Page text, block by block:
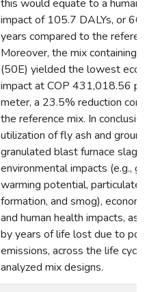
this would equate to a human
impact of 105.7 DALYs, or
years compared to the
Moreover, the mix containing
(50E) yielded the lowest
impact at COP 431,018.56
meter, a 23.5% reduction
the reference mix. In
utilization of fly ash and ground
granulated blast furnace slag
environmental impacts (e.g.,
warming potential, particulate
formation, and smog),
and human health impacts, as
by years of life lost due to
emissions, across the life
analyzed mix designs.